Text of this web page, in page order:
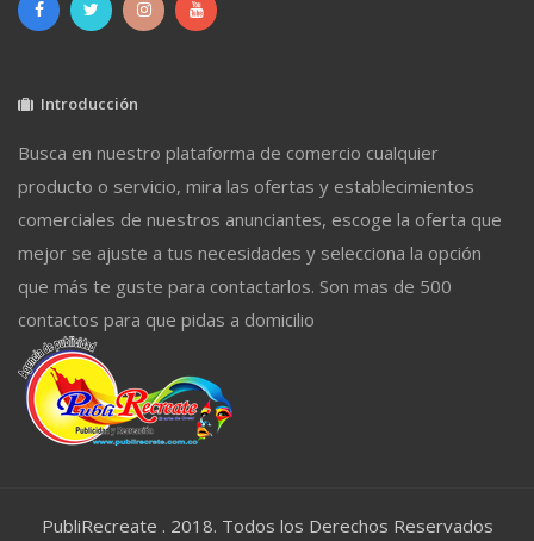
Introducción
Busca en nuestro plataforma de comercio cualquier
producto o servicio, mira las ofertas y establecimientos
comerciales de nuestros anunciantes, escoge la oferta que
mejor se ajuste a tus necesidades y selecciona la opción
que más te guste para contactarlos. Son mas de 500
contactos para que pidas a domicilio
PubliRecreate . 2018. Todos los Derechos Reservados